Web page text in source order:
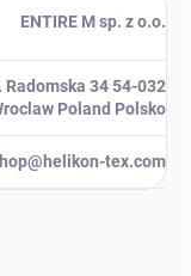
ENTIRE M sp. z o.o.
Radomska 34 54-032
Poland Polsko
tex.com